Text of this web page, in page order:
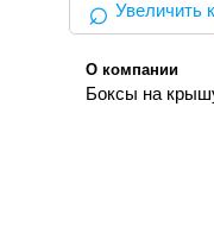
⌕ Увеличить
О компании
Боксы на